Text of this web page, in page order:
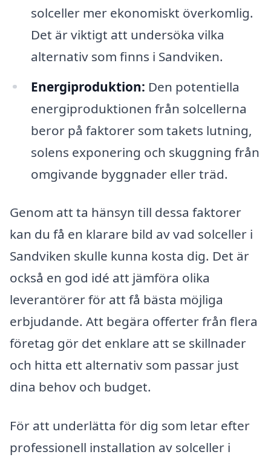
solceller mer ekonomiskt överkomlig.
Det är viktigt att undersöka vilka
alternativ som finns i Sandviken.
Energiproduktion: Den potentiella
energiproduktionen från solcellerna
beror på faktorer som takets lutning,
solens exponering och skuggning från
omgivande byggnader eller träd.
Genom att ta hänsyn till dessa faktorer
kan du få en klarare bild av vad solceller i
Sandviken skulle kunna kosta dig. Det är
också en god idé att jämföra olika
leverantörer för att få bästa möjliga
erbjudande. Att begära offerter från flera
företag gör det enklare att se skillnader
och hitta ett alternativ som passar just
dina behov och budget.
För att underlätta för dig som letar efter
professionell installation av solceller i